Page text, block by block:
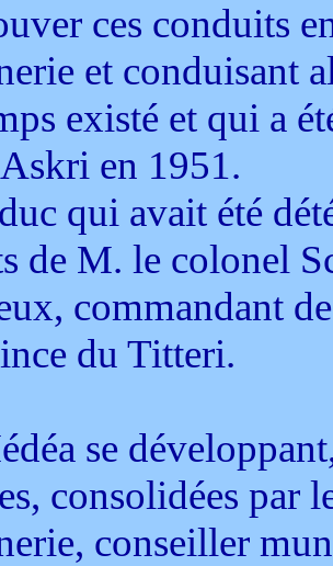
ces conduits
et conduisant
existé et qui a
en 1951.
qui avait été
de M. le colonel
commandant
du Titteri.
se
consolidées par
conseiller